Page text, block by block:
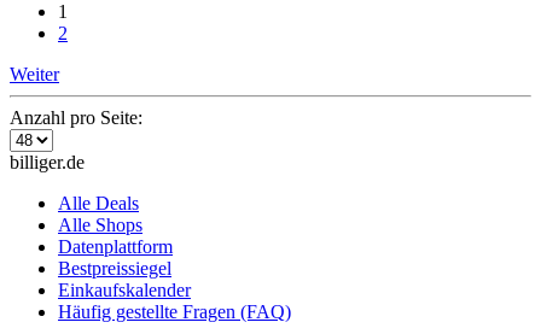
1
2
Weiter
Anzahl pro Seite:
billiger.de
Alle Deals
Alle Shops
Datenplattform
Bestpreissiegel
Einkaufskalender
Häufig gestellte Fragen (FAQ)